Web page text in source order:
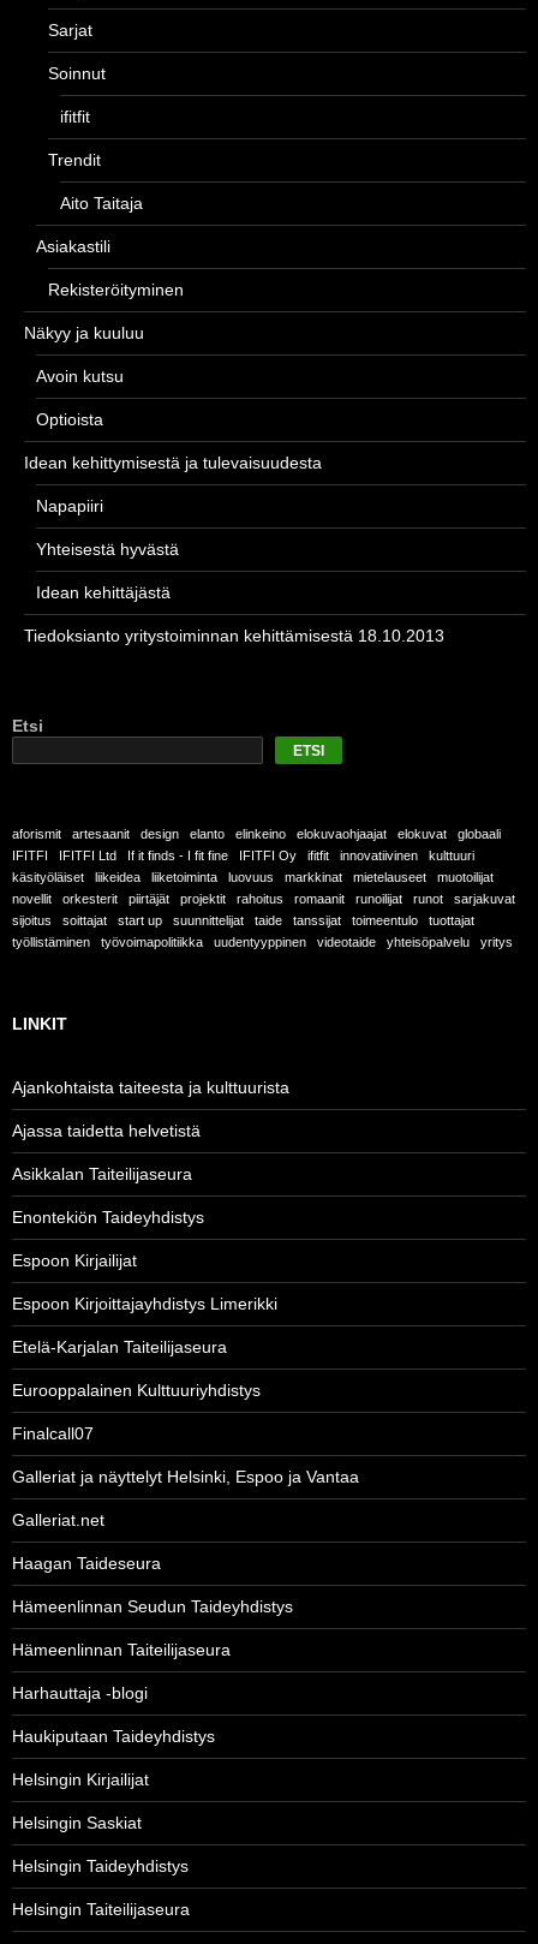
Sarjat
Soinnut
ifitfit
Trendit
Aito Taitaja
Asiakastili
Rekisteröityminen
Näkyy ja kuuluu
Avoin kutsu
Optioista
Idean kehittymisestä ja tulevaisuudesta
Napapiiri
Yhteisestä hyvästä
Idean kehittäjästä
Tiedoksianto yritystoiminnan kehittämisestä 18.10.2013
Etsi
ETSI
aforismit artesaanit design elanto elinkeino elokuvaohjaajat elokuvat
globaali
IFITFI
IFITFI Ltd If it finds - I fit fine IFITFI Oy ifitfit innovatiivinen
kulttuuri
käsityöläiset
liikeidea liiketoiminta luovuus markkinat mietelauseet
muotoilijat
novellit
orkesterit piirtäjät projektit rahoitus romaanit runoilijat runot
sarjakuvat
sijoitus
soittajat start up suunnittelijat taide tanssijat toimeentulo
tuottajat
työllistäminen
työvoimapolitiikka uudentyyppinen videotaide yhteisöpalvelu yritys
LINKIT
Ajankohtaista taiteesta ja kulttuurista
Ajassa taidetta helvetistä
Asikkalan Taiteilijaseura
Enontekiön Taideyhdistys
Espoon Kirjailijat
Espoon Kirjoittajayhdistys Limerikki
Etelä-Karjalan Taiteilijaseura
Eurooppalainen Kulttuuriyhdistys
Finalcall07
Galleriat ja näyttelyt Helsinki, Espoo ja Vantaa
Galleriat.net
Haagan Taideseura
Hämeenlinnan Seudun Taideyhdistys
Hämeenlinnan Taiteilijaseura
Harhauttaja -blogi
Haukiputaan Taideyhdistys
Helsingin Kirjailijat
Helsingin Saskiat
Helsingin Taideyhdistys
Helsingin Taiteilijaseura